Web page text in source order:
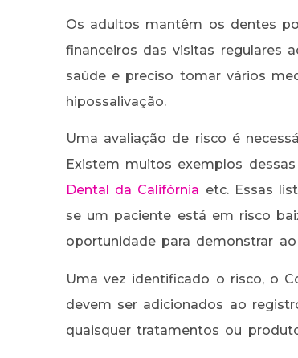
Os adultos mantêm os dentes
financeiros das visitas regulares
saúde e preciso tomar vários
hipossalivação.
Uma avaliação de risco é
Existem muitos exemplos dessas
Dental da Califórnia etc. Essas
se um paciente está em risco
oportunidade para demonstrar
Uma vez identificado o risco, o
devem ser adicionados ao
quaisquer tratamentos ou